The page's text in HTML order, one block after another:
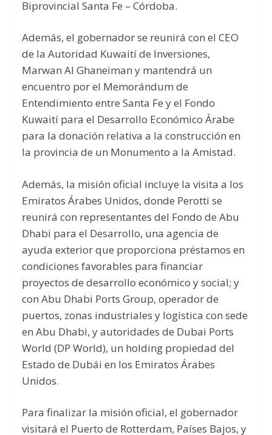
Biprovincial Santa Fe – Córdoba.
Además, el gobernador se reunirá con el CEO
de la Autoridad Kuwaití de Inversiones,
Marwan Al Ghaneiman y mantendrá un
encuentro por el Memorándum de
Entendimiento entre Santa Fe y el Fondo
Kuwaití para el Desarrollo Económico Árabe
para la donación relativa a la construcción en
la provincia de un Monumento a la Amistad.
Además, la misión oficial incluye la visita a los
Emiratos Árabes Unidos, donde Perotti se
reunirá con representantes del Fondo de Abu
Dhabi para el Desarrollo, una agencia de
ayuda exterior que proporciona préstamos en
condiciones favorables para financiar
proyectos de desarrollo económico y social; y
con Abu Dhabi Ports Group, operador de
puertos, zonas industriales y logística con sede
en Abu Dhabi, y autoridades de Dubai Ports
World (DP World), un holding propiedad del
Estado de Dubái en los Emiratos Árabes
Unidos.
Para finalizar la misión oficial, el gobernador
visitará el Puerto de Rotterdam, Países Bajos, y